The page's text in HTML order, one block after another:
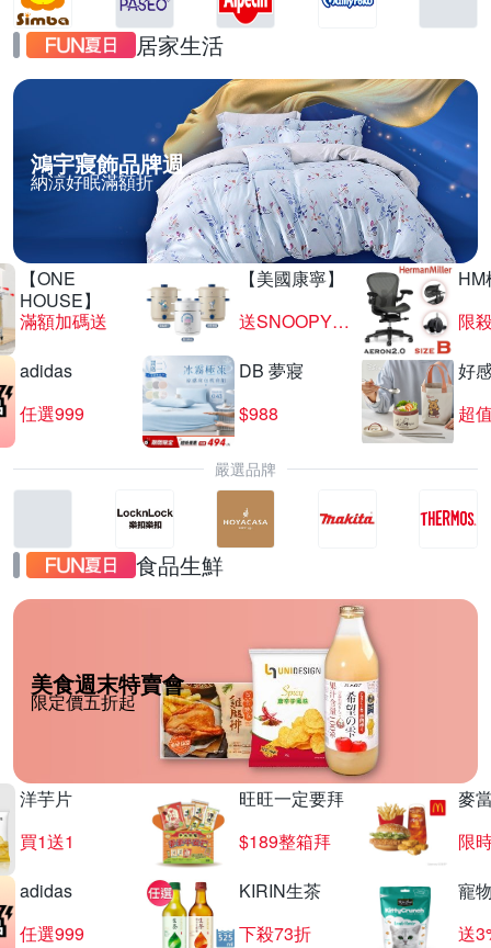
居家生活
鴻宇寢飾品牌週
納涼好眠滿額折
【ONE
HOUSE】
滿額加碼送
【美國康寧】
送SNOOPY匙筷組
HM
限
adidas
任選999
DB 夢寢
$988
好
超
嚴選品牌
食品生鮮
美食週末特賣會
限定價五折起
洋芋片
買1送1
旺旺一定要拜
$189整箱拜
麥
限
adidas
任選999
KIRIN生茶
下殺73折
寵
送